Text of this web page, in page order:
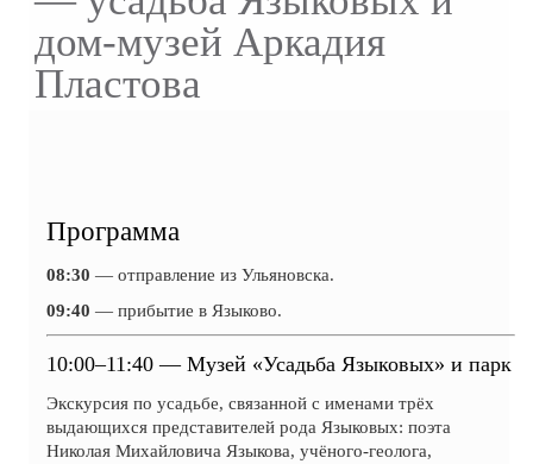
дом-музей Аркадия
Пластова
Программа
08:30 — отправление из Ульяновска.
09:40 — прибытие в Языково.
10:00–11:40 — Музей «Усадьба Языковых» и парк
Экскурсия по усадьбе, связанной с именами трёх
выдающихся представителей рода Языковых: поэта
Николая Михайловича Языкова, учёного-геолога,